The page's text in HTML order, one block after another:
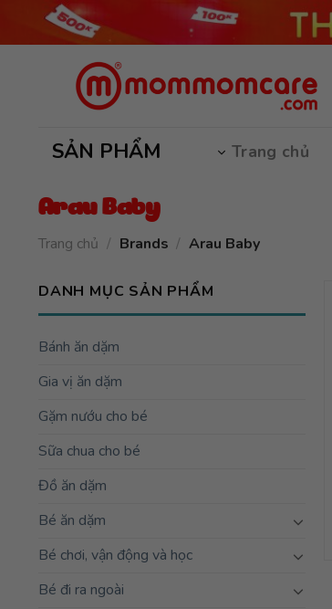
SẢN PHẨM Trang chủ
Arau Baby
Trang chủ / Brands / Arau Baby
DANH MỤC SẢN PHẨM
Bánh ăn dặm
Gia vị ăn dặm
Gặm nướu cho bé
Sữa chua cho bé
Đồ ăn dặm
Bé ăn dặm
Bé chơi, vận động và học
Bé đi ra ngoài